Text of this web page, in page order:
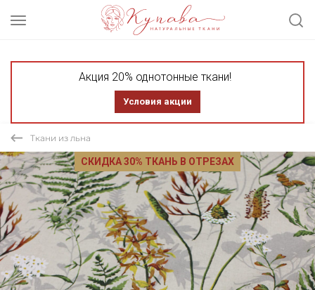
Акция 20% однотонные ткани!
Условия акции
Ткани из льна
СКИДКА 30% ТКАНЬ В ОТРЕЗАХ